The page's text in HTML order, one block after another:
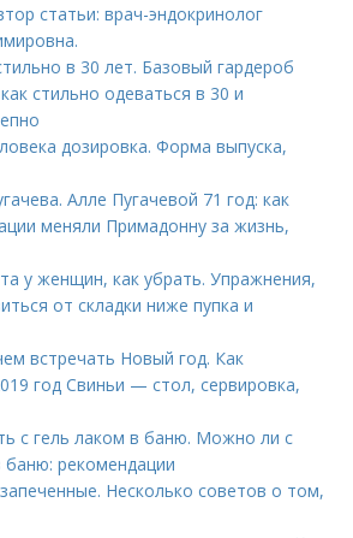
статьи: врач-эндокринолог
в 30 лет. Базовый гардероб
стильно одеваться в 30 и
дозировка. Форма выпуска,
Алле Пугачевой 71 год: как
меняли Примадонну за жизнь,
у женщин, как убрать. Упражнения,
от складки ниже пупка и
встречать Новый год. Как
год Свиньи — стол, сервировка,
с гель лаком в баню. Можно ли с
рекомендации
Несколько советов о том,